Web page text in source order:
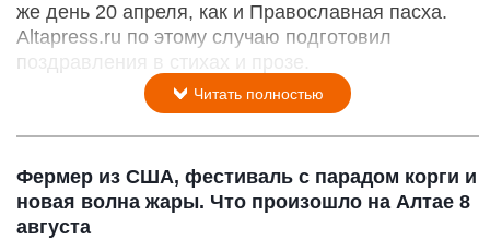
же день 20 апреля, как и Православная пасха.
Altapress.ru по этому случаю подготовил
поздравления в стихах и прозе.
Читать полностью
Фермер из США, фестиваль с парадом корги и
новая волна жары. Что произошло на Алтае 8
августа